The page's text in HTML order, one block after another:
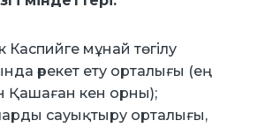
Каспийге мұнай төгілу
әрекет ету орталығы (ең
Қашаған кен орны);
сауықтыру орталығы,